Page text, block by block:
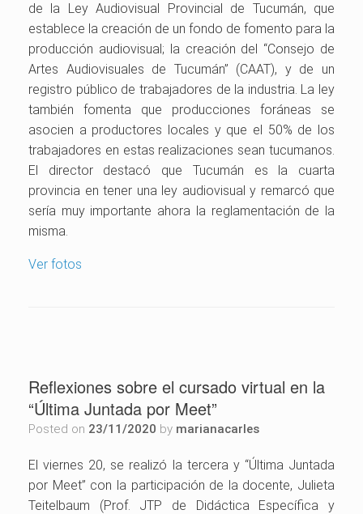
de la Ley Audiovisual Provincial de Tucumán, que
establece la creación de un fondo de fomento para la
producción audiovisual; la creación del “Consejo de
Artes Audiovisuales de Tucumán” (CAAT), y de un
registro público de trabajadores de la industria. La ley
también fomenta que producciones foráneas se
asocien a productores locales y que el 50% de los
trabajadores en estas realizaciones sean tucumanos.
El director destacó que Tucumán es la cuarta
provincia en tener una ley audiovisual y remarcó que
sería muy importante ahora la reglamentación de la
misma.
Ver fotos
Reflexiones sobre el cursado virtual en la
“Última Juntada por Meet”
Posted on 23/11/2020 by marianacarles
El viernes 20, se realizó la tercera y “Última Juntada
por Meet” con la participación de la docente, Julieta
Teitelbaum (Prof. JTP de Didáctica Específica y